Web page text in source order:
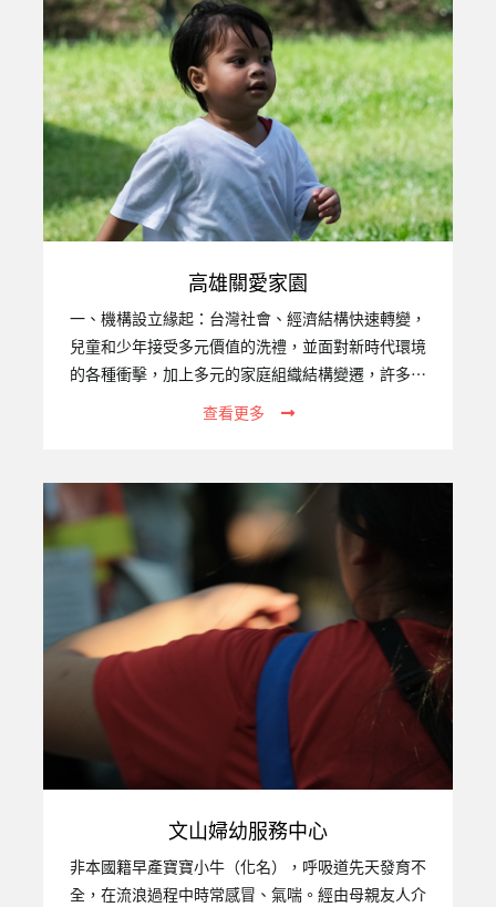
庭和失親無依的兒童，以及因毒癮而感染愛滋，甚至
禍及下一代的高風險家庭，社團法人台灣關愛之家協
會高雄婦幼部，94年便開始照顧遭受困境的婦女、兒
童，2011年11月成立的『…
高雄關愛家園
一、機構設立緣起：台灣社會、經濟結構快速轉變，
兒童和少年接受多元價值的洗禮，並面對新時代環境
的各種衝擊，加上多元的家庭組織結構變遷，許多家
庭原本的功能銳減，不但無法承擔保護、教養子女之
職責，甚至成為侵害子女的源頭。【財團法人台灣關
輕社會負擔。二、機構設立宗旨：不分年齡、性別、
種族、國籍與宗教，提供安置服務、照顧、心理輔
導、生活補助，讓收容者都能感受到家的溫暖與生命
的尊嚴。以尊重和關懷延續家庭的溫暖，提供孩子們
更適切的專業服務，讓失家的孩子們能揮別陰霾、接
納自己並關愛別人。三、服務對象：提供床0至6歲幼
兒，一共12個床位。四、服務項目：生活照護：…
查看更多
文山婦幼服務中心
非本國籍早產寶寶小牛（化名），呼吸道先天發育不
全，在流浪過程中時常感冒、氣喘。經由母親友人介